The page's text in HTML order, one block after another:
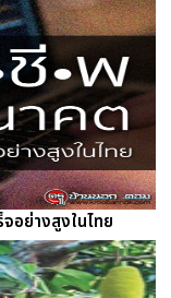
อย่างสูงในไทย